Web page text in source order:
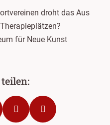
droht das Aus
für Neue Kunst